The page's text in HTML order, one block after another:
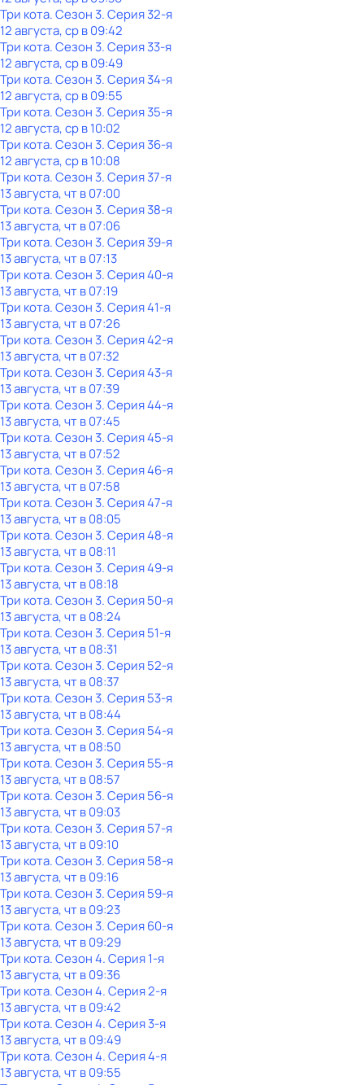
Три кота. Сезон 3. Серия 32-я
12 августа, ср в 09:42
Три кота. Сезон 3. Серия 33-я
12 августа, ср в 09:49
Три кота. Сезон 3. Серия 34-я
12 августа, ср в 09:55
Три кота. Сезон 3. Серия 35-я
12 августа, ср в 10:02
Три кота. Сезон 3. Серия 36-я
12 августа, ср в 10:08
Три кота. Сезон 3. Серия 37-я
13 августа, чт в 07:00
Три кота. Сезон 3. Серия 38-я
13 августа, чт в 07:06
Три кота. Сезон 3. Серия 39-я
13 августа, чт в 07:13
Три кота. Сезон 3. Серия 40-я
13 августа, чт в 07:19
Три кота. Сезон 3. Серия 41-я
13 августа, чт в 07:26
Три кота. Сезон 3. Серия 42-я
13 августа, чт в 07:32
Три кота. Сезон 3. Серия 43-я
13 августа, чт в 07:39
Три кота. Сезон 3. Серия 44-я
13 августа, чт в 07:45
Три кота. Сезон 3. Серия 45-я
13 августа, чт в 07:52
Три кота. Сезон 3. Серия 46-я
13 августа, чт в 07:58
Три кота. Сезон 3. Серия 47-я
13 августа, чт в 08:05
Три кота. Сезон 3. Серия 48-я
13 августа, чт в 08:11
Три кота. Сезон 3. Серия 49-я
13 августа, чт в 08:18
Три кота. Сезон 3. Серия 50-я
13 августа, чт в 08:24
Три кота. Сезон 3. Серия 51-я
13 августа, чт в 08:31
Три кота. Сезон 3. Серия 52-я
13 августа, чт в 08:37
Три кота. Сезон 3. Серия 53-я
13 августа, чт в 08:44
Три кота. Сезон 3. Серия 54-я
13 августа, чт в 08:50
Три кота. Сезон 3. Серия 55-я
13 августа, чт в 08:57
Три кота. Сезон 3. Серия 56-я
13 августа, чт в 09:03
Три кота. Сезон 3. Серия 57-я
13 августа, чт в 09:10
Три кота. Сезон 3. Серия 58-я
13 августа, чт в 09:16
Три кота. Сезон 3. Серия 59-я
13 августа, чт в 09:23
Три кота. Сезон 3. Серия 60-я
13 августа, чт в 09:29
Три кота. Сезон 4. Серия 1-я
13 августа, чт в 09:36
Три кота. Сезон 4. Серия 2-я
13 августа, чт в 09:42
Три кота. Сезон 4. Серия 3-я
13 августа, чт в 09:49
Три кота. Сезон 4. Серия 4-я
13 августа, чт в 09:55